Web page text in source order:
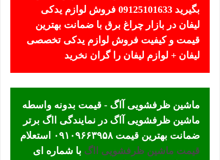
بگیرید 09125101633 فروش لوازم یدکی
لیفان در بازار چراغ برق با ضمانت بهترین
قیمت و کیفیت فروش لوازم یدکی تخصصی
لیفان + لوازم لیفان را گران نخرید
ماشین ظرفشویی آاگ - قیمت بدونه واسطه
ماشین ظرفشویی آاگ در نمایندگی ااگ برتر
ضمانت بهترین قیمت ۰۹۱۰۹۶۶۳۹۵۸ استعلام
قیمت ماشین ظرفشویی ااگ با شماره ای